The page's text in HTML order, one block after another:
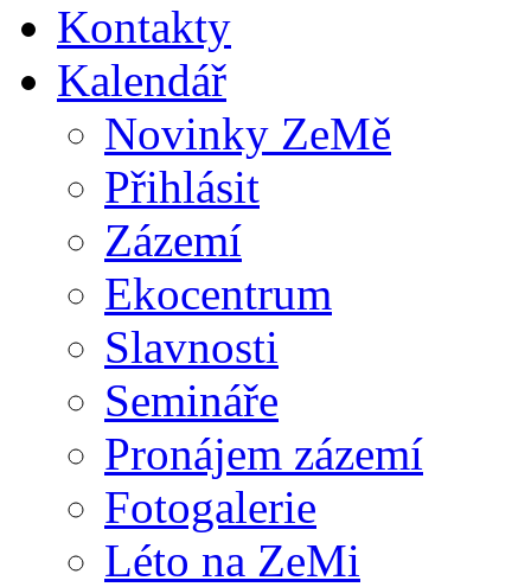
Kontakty
Kalendář
Novinky ZeMě
Přihlásit
Zázemí
Ekocentrum
Slavnosti
Semináře
Pronájem zázemí
Fotogalerie
Léto na ZeMi